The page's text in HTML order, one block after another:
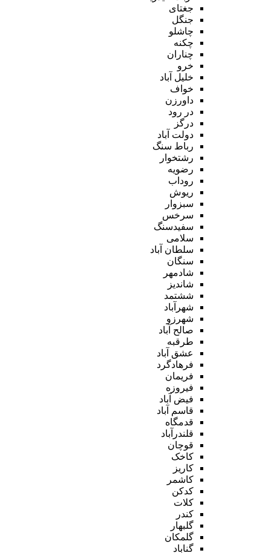
جغتای
جنگل
چاشلو
چکنه
چناران
خرو
خلیل آباد
خواف
داورزن
در رود
درگز
دولت آباد
رباط سنگ
رشتخوار
رضویه
روداب
ریوش
سبزوار
سرخس
سفیدسنگ
سلامی
سلطان آباد
سنگان
شادمهر
شاندیز
ششتمد
شهرآباد
شهرزو
صالح آباد
طرقبه
عشق آباد
فرهادگرد
فریمان
فیروزه
فیض آباد
قاسم آباد
قدمگاه
قلندرآباد
قوچان
کاخک
کاریز
کاشمر
کدکن
کلات
کندر
گلبهار
گلمکان
گناباد